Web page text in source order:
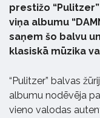
prestižo
viņa albumu
saņem šo balvu
klasiskā mūzika
“Pulitzer” balvas
albumu nodēvēja
vieno valodas